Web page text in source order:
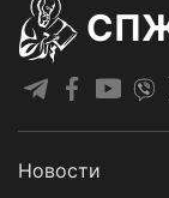
Новости